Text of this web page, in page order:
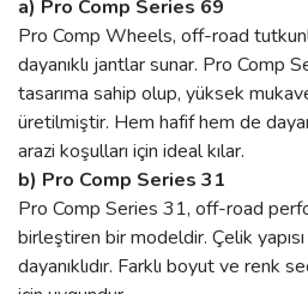
a) Pro Comp Series 69
Pro Comp Wheels, off-road
dayanıklı jantlar sunar. Pro Comp
tasarıma sahip olup, yüksek
üretilmiştir. Hem hafif hem de
arazi koşulları için ideal kılar.
b) Pro Comp Series 31
Pro Comp Series 31, off-road
birleştiren bir modeldir. Çelik
dayanıklıdır. Farklı boyut ve renk